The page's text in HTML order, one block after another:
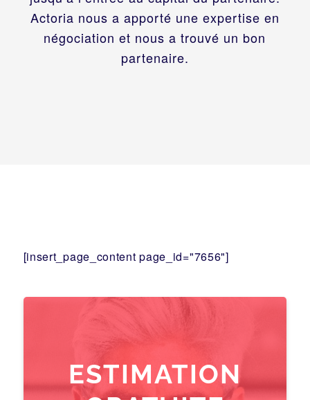
Actoria nous a apporté une expertise en
négociation et nous a trouvé un bon
partenaire.
[insert_page_content page_id="7656"]
ESTIMATION